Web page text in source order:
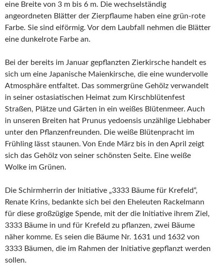
eine Breite von 3 m bis 6 m. Die wechselständig
angeordneten Blätter der Zierpflaume haben eine grün-rote
Farbe. Sie sind eiförmig. Vor dem Laubfall nehmen die Blätter
eine dunkelrote Farbe an.
Bei der bereits im Januar gepflanzten Zierkirsche handelt es
sich um eine Japanische Maienkirsche, die eine wundervolle
Atmosphäre entfaltet. Das sommergrüne Gehölz verwandelt
in seiner ostasiatischen Heimat zum Kirschblütenfest
Straßen, Plätze und Gärten in ein weißes Blütenmeer. Auch
in unseren Breiten hat Prunus yedoensis unzählige Liebhaber
unter den Pflanzenfreunden. Die weiße Blütenpracht im
Frühling lässt staunen. Von Ende März bis in den April zeigt
sich das Gehölz von seiner schönsten Seite. Eine weiße
Wolke im Grünen.
Die Schirmherrin der Initiative „3333 Bäume für Krefeld“,
Renate Krins, bedankte sich bei den Eheleuten Rackelmann
für diese großzügige Spende, mit der die Initiative ihrem Ziel,
3333 Bäume in und für Krefeld zu pflanzen, zwei Bäume
näher komme. Es seien die Bäume Nr. 1631 und 1632 von
3333 Bäumen, die im Rahmen der Initiative gepflanzt werden
sollen.